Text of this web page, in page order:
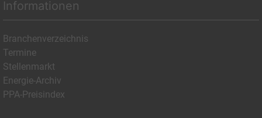
Informationen
Branchenverzeichnis
Termine
Stellenmarkt
Energie-Archiv
PPA-Preisindex